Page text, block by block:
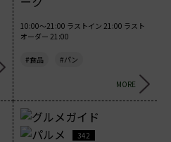
10:00～21:00 ラストイン 21:00 ラスト
オーダー 21:00
#食品 #パン
MORE
342